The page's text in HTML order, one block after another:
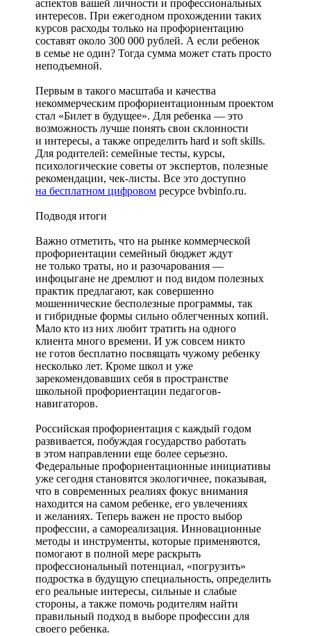
аспектов вашей личности и профессиональных
интересов. При ежегодном прохождении таких
курсов расходы только на профориентацию
составят около 300 000 рублей. А если ребенок
в семье не один? Тогда сумма может стать просто
неподъемной.
Первым в такого масштаба и качества
некоммерческим профориентационным проектом
стал «Билет в будущее». Для ребенка — это
возможность лучше понять свои склонности
и интересы, а также определить hard и soft skills.
Для родителей: семейные тесты, курсы,
психологические советы от экспертов, полезные
рекомендации, чек-листы. Все это доступно
на бесплатном цифровом ресурсе bvbinfo.ru.
Подводя итоги
Важно отметить, что на рынке коммерческой
профориентации семейный бюджет ждут
не только траты, но и разочарования —
инфоцыгане не дремлют и под видом полезных
практик предлагают, как совершенно
мошеннические бесполезные программы, так
и гибридные формы сильно облегченных копий.
Мало кто из них любит тратить на одного
клиента много времени. И уж совсем никто
не готов бесплатно посвящать чужому ребенку
несколько лет. Кроме школ и уже
зарекомендовавших себя в пространстве
школьной профориентации педагогов-
навигаторов.
Российская профориентация с каждый годом
развивается, побуждая государство работать
в этом направлении еще более серьезно.
Федеральные профориентационные инициативы
уже сегодня становятся экологичнее, показывая,
что в современных реалиях фокус внимания
находится на самом ребенке, его увлечениях
и желаниях. Теперь важен не просто выбор
профессии, а самореализация. Инновационные
методы и инструменты, которые применяются,
помогают в полной мере раскрыть
профессиональный потенциал, «погрузить»
подростка в будущую специальность, определить
его реальные интересы, сильные и слабые
стороны, а также помочь родителям найти
правильный подход в выборе профессии для
своего ребенка.